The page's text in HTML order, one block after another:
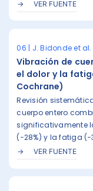
VER FUENTE
06 | J. Bidonde et
Vibración de
el dolor y la
Cochrane)
Revisión
cuerpo entero
significativamente
(−28%) y la fatiga
VER FUENTE